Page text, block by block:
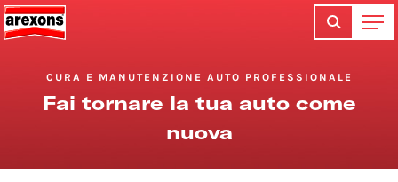
CURA E MANUTENZIONE AUTO PROFESSIONALE
Fai tornare la tua auto come
nuova